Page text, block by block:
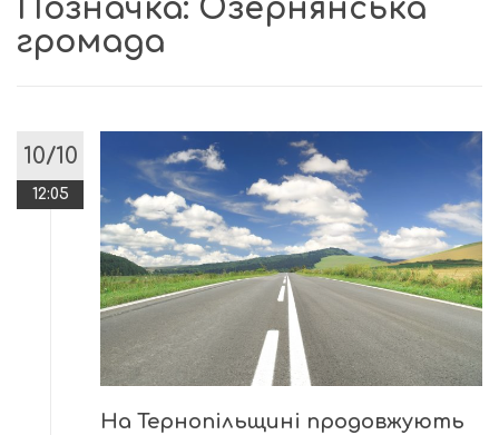
Позначка: Озернянська
громада
10/10
12:05
На Тернопільщині продовжують